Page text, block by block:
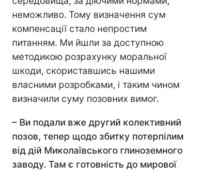
неможливо. Тому визначення сум
компенсації стало непростим
питанням. Ми йшли за доступною
методикою розрахунку моральної
шкоди, скориставшись нашими
власними розробками, і таким чином
визначили суму позовних вимог.
– Ви подали вже другий колективний
позов, тепер щодо збитку потерпілим
від дій Миколаївського глиноземного
заводу. Там є готовність до мирової